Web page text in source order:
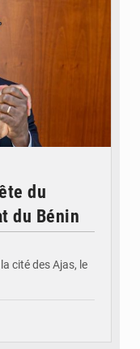
du
du Bénin
cité des Ajas, le